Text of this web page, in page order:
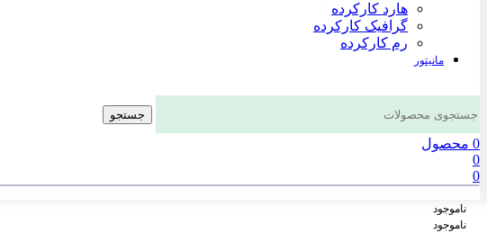
هارد کارکرده
گرافیک کارکرده
رم کارکرده
مانیتور
جستجو
0 محصول
0
0
ناموجود
ناموجود